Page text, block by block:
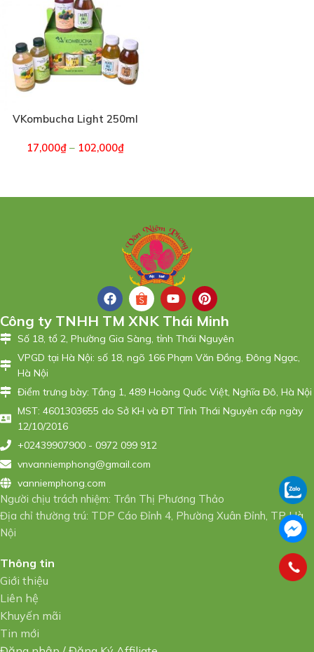
VKombucha Light 250ml
17,000₫– 102,000₫
Công ty TNHH TM XNK Thái Minh
Số 18, tổ 2, Phường Gia Sàng, tỉnh Thái Nguyên
VPGD tại Hà Nội: số 18, ngõ 166 Phạm Văn Đồng, Đông Ngạc,
Hà Nội
Điểm trưng bày: Tầng 1, 489 Hoàng Quốc Việt, Nghĩa Đô, Hà Nội
MST: 4601303655 do Sở KH và ĐT Tỉnh Thái Nguyên cấp ngày
12/10/2016
+02439907900 - 0972 099 912
vnvanniemphong@gmail.com
vanniemphong.com
Người chịu trách nhiệm: Trần Thị Phương Thảo
Địa chỉ thường trú: TDP Cáo Đỉnh 4, Phường Xuân Đỉnh, TP Hà
Nội
Thông tin
Giới thiệu
Liên hệ
Khuyến mãi
Tin mới